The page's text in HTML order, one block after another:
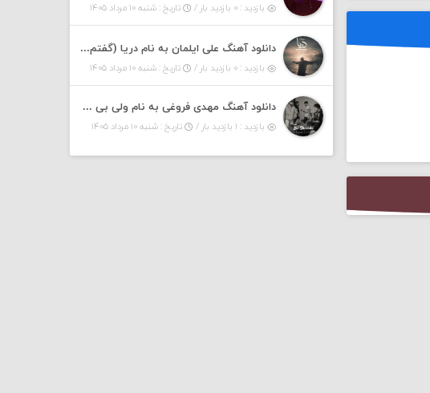
بازدید : ۰ بازدید بار / تاریخ : شنبه ۱۰ مرداد ۱۴۰۵
دانلود آهنگ علی ایلمان به نام دریا (گفتم که دریا خرابه نمه بارونه لب شط و نبین)
بازدید : ۰ بازدید بار / تاریخ : شنبه ۱۰ مرداد ۱۴۰۵
دانلود آهنگ مهدی فروغی به نام ولی بی شوخی مراقب من باش
بازدید : ۱ بازدید بار / تاریخ : شنبه ۱۰ مرداد ۱۴۰۵